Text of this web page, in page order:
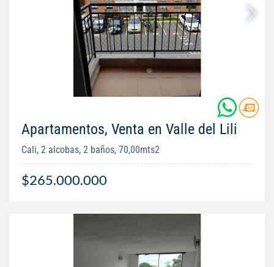
Apartamentos, Venta en Valle del Lili
Cali, 2 alcobas, 2 baños, 70,00mts2
$265.000.000